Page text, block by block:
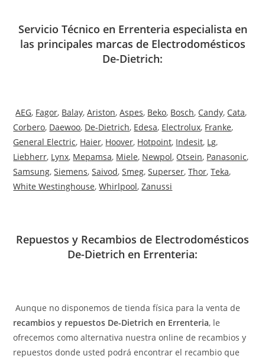
Servicio Técnico en Errenteria especialista en
las principales marcas de Electrodomésticos
De-Dietrich:
AEG, Fagor, Balay,Ariston,Aspes, Beko, Bosch, Candy, Cata,
Corbero, Daewoo, De-Dietrich, Edesa, Electrolux, Franke,
General Electric, Haier, Hoover, Hotpoint, Indesit, Lg,
Liebherr, Lynx, Mepamsa, Miele, Newpol, Otsein, Panasonic,
Samsung,Siemens,Saivod,Smeg,Superser,Thor,Teka,
White Westinghouse,Whirlpool,Zanussi
Repuestos y Recambios de Electrodomésticos
De-Dietrich en Errenteria:
Aunque no disponemos de tienda física para la venta de
recambios y repuestos De-Dietrich en Errenteria, le
ofrecemos como alternativa nuestra online de recambios y
repuestos donde usted podrá encontrar el recambio que